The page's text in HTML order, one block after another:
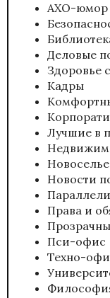
АХО-юмор
Деловые
Здоровье
Кадры
Лучшие в
Новоселье
Новости
Параллели
Права и
Пси-офис
Техно-